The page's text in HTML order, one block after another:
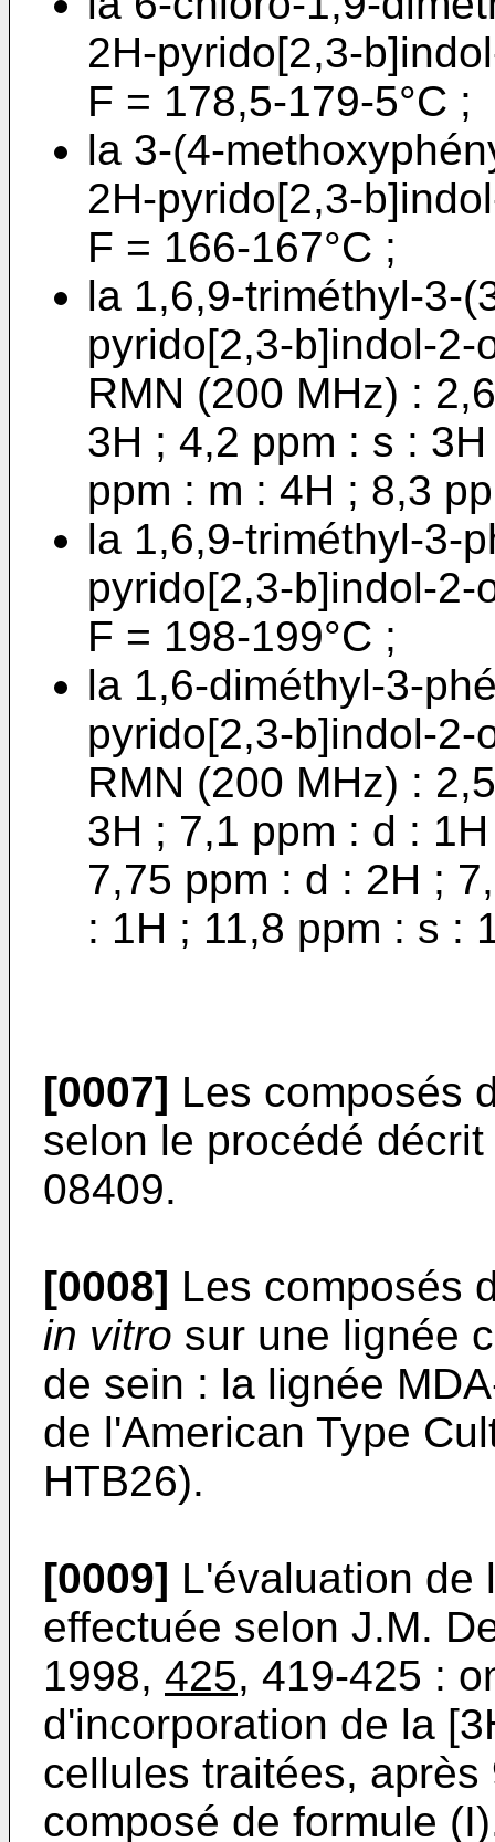
2H-pyrido[2,3-
F = 178,5-179-5°C ;
la 3-(4-
2H-pyrido[2,3-
F = 166-167°C ;
la 1,6,9-triméthyl-3-
pyrido[2,3-b]indol-2-
RMN (200 MHz) :
3H ; 4,2 ppm : s :
ppm : m : 4H ; 8,3
la 1,6,9-triméthyl-3-
pyrido[2,3-b]indol-2-
F = 198-199°C ;
la 1,6-diméthyl-3-
pyrido[2,3-b]indol-2-
RMN (200 MHz) :
3H ; 7,1 ppm : d :
7,75 ppm : d : 2H ;
: 1H ; 11,8 ppm : s :
[0007] Les composés
selon le procédé
08409.
[0008] Les composés
in vitro sur une lignée
de sein : la lignée
de l'American Type
HTB26).
[0009] L'évaluation de
effectuée selon J.M.
1998, 425, 419-425 :
d'incorporation de la
cellules traitées,
composé de formule